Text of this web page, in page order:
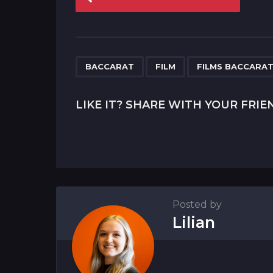
o
P
g
t
o
BACCARAT FILM FILMS BACCARAT
LIKE IT? SHARE WITH YOUR
Posted by
Lilian